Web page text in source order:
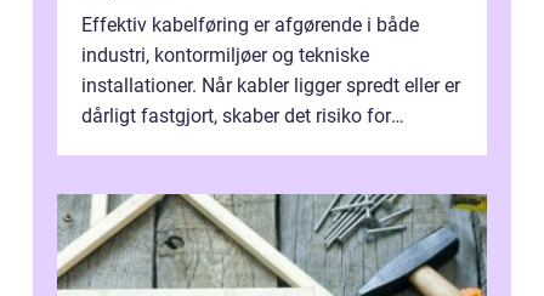
Effektiv kabelføring er afgørende i både
industri, kontormiljøer og tekniske
installationer. Når kabler ligger spredt eller er
dårligt fastgjort, skaber det risiko for